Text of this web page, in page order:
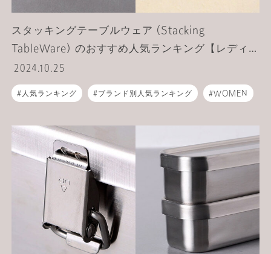
スタッキングテーブルウェア (Stacking
TableWare) のおすすめ人気ランキング【レディー
ス】【メンズ】
2024.10.25
人気ランキング ブランド別人気ランキング WOMEN